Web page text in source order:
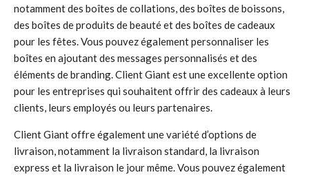
notamment des boîtes de collations, des boîtes de boissons,
des boîtes de produits de beauté et des boîtes de cadeaux
pour les fêtes. Vous pouvez également personnaliser les
boîtes en ajoutant des messages personnalisés et des
éléments de branding. Client Giant est une excellente option
pour les entreprises qui souhaitent offrir des cadeaux à leurs
clients, leurs employés ou leurs partenaires.
Client Giant offre également une variété d’options de
livraison, notamment la livraison standard, la livraison
express et la livraison le jour même. Vous pouvez également